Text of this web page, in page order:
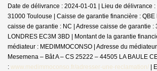
Date de délivrance : 2024-01-01 | Lieu de délivrance
31000 Toulouse | Caisse de garantie financière : QBE
caisse de garantie : NC | Adresse caisse de garantie :
LONDRES EC3M 3BD | Montant de la garantie
médiateur : MEDIMMOCONSO | Adresse du
Mesemena – Bât A – CS 25222 – 44505 LA BAULE
: www.medimmoconso.fr/adresser-une-reclamation/ |